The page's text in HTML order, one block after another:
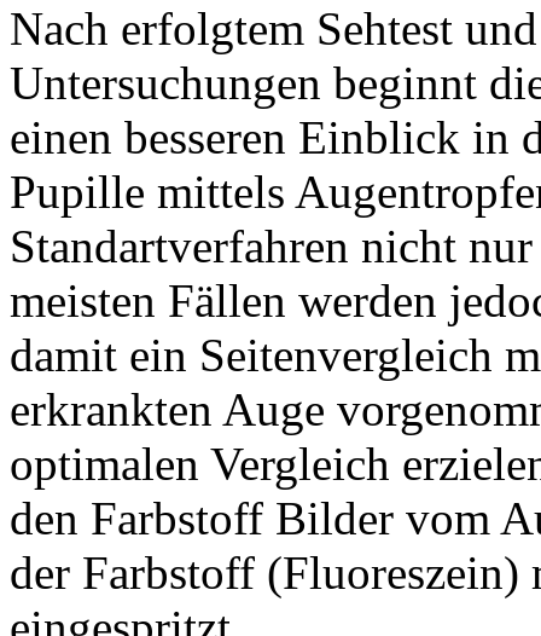
Nach erfolgtem Sehtest
Untersuchungen beginnt
einen besseren Einblick in
Pupille mittels
Standartverfahren nicht
meisten Fällen werden
damit ein Seitenvergleich
erkrankten Auge
optimalen Vergleich
den Farbstoff Bilder vom
der Farbstoff